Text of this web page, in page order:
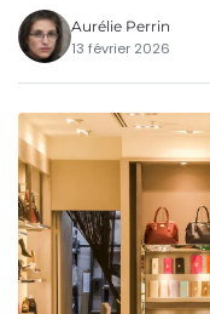
Aurélie Perrin
13 février 2026